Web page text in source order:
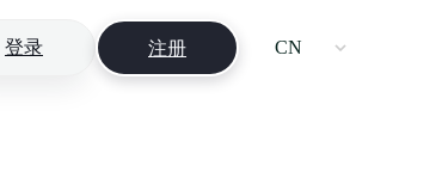
登录 注册 CN